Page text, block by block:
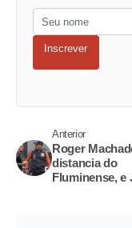
Inscrever
Anterior
Roger
distancia do
Fluminense, e